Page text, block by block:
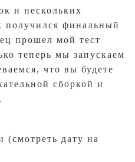
и нескольких
получился финальный
прошел мой тест
теперь мы запускаем
что вы будете
сборкой и
(смотреть дату на